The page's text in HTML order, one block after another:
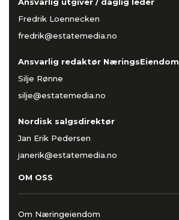
Ansvarlig utgiver / daglig leder
Fredrik Loennecken
fredrik@estatemedia.no
Ansvarlig redaktør NæringsEiendom
Silje Rønne
silje@estatemedia.no
Nordisk salgsdirektør
Jan Erik Pedersen
janerik@estatemedia.no
OM OSS
Om Næringeiendom